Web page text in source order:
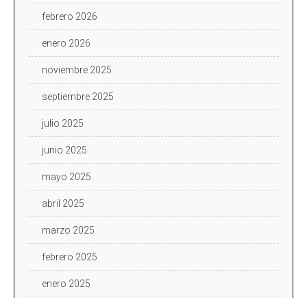
febrero 2026
enero 2026
noviembre 2025
septiembre 2025
julio 2025
junio 2025
mayo 2025
abril 2025
marzo 2025
febrero 2025
enero 2025